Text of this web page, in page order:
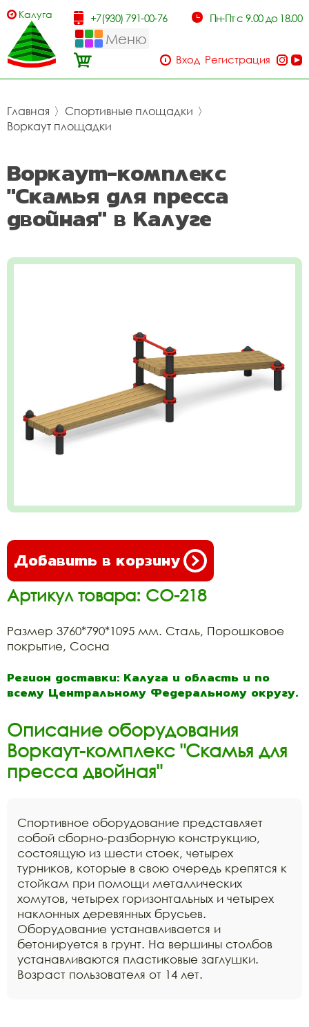
Калуга +7(930) 791-00-76 Пн-Пт с 9.00 до 18.00
Меню
Вход Регистрация
Главная 〉 Спортивные площадки 〉
Воркаут площадки
Воркаут-комплекс
"Скамья для пресса
двойная" в Калуге
Добавить в корзину
Артикул товара: СО-218
Размер 3760*790*1095 мм. Сталь, Порошковое
покрытие, Сосна
Регион доставки: Калуга и область и по
всему Центральному Федеральному округу.
Описание оборудования
Воркаут-комплекс "Скамья для
пресса двойная"
Спортивное оборудование представляет
собой сборно-разборную конструкцию,
состоящую из шести стоек, четырех
турников, которые в свою очередь крепятся к
стойкам при помощи металлических
хомутов, четырех горизонтальных и четырех
наклонных деревянных брусьев.
Оборудование устанавливается и
бетонируется в грунт. На вершины столбов
устанавливаются пластиковые заглушки.
Возраст пользователя от 14 лет.